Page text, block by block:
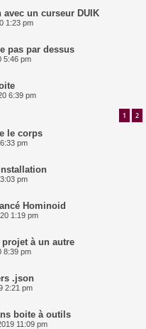
un curseur DUIK
1:23 pm
pas par dessus
5:46 pm
6:39 pm
1 2
le corps
pm
pm
Hominoid
1:19 pm
à un autre
8:39 pm
.json
2:21 pm
boite à outils
11:09 pm